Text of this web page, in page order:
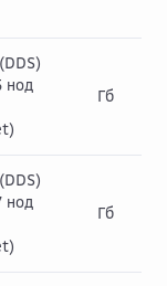
нод
Гб
нод
Гб